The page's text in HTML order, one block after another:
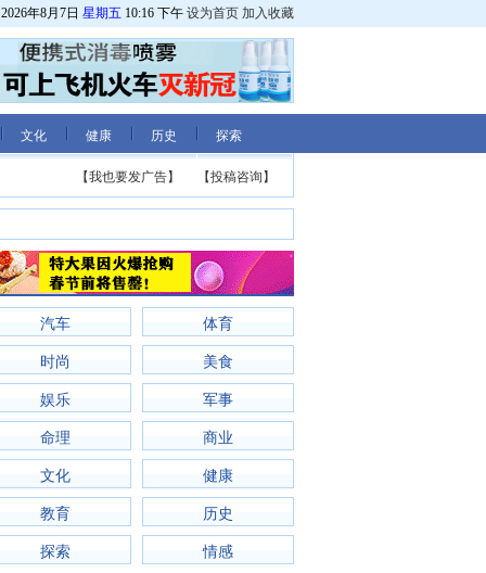
2026年8月7日 星期五 10:16 下午 设为首页 加入收藏
文化 健康 历史 探索
【投稿咨询】
【我也要发广告】
汽车 体育
时尚 美食
娱乐 军事
命理 商业
文化 健康
教育 历史
探索 情感